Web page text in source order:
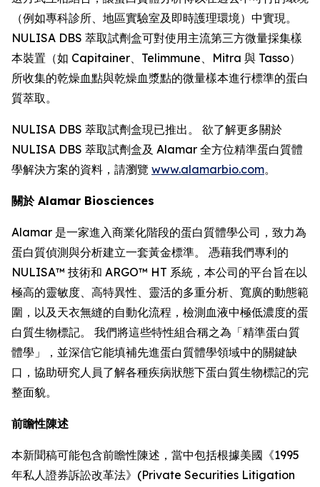
（例如專科診所、地區實驗室及即時護理環境）中實現。
NULISA DBS 萃取試劑盒可對使用主流第三方微量採集樣
本裝置（如 Capitainer、Telimmune、Mitra 與 Tasso）
所收集的乾燥血點與乾燥血漿點的微量樣本進行標準的蛋白
質萃取。
NULISA DBS 萃取試劑盒現已推出。 欲了解更多關於
NULISA DBS 萃取試劑盒及 Alamar 全方位精準蛋白質體
學解決方案的資料，請瀏覽 www.alamarbio.com。
關於 Alamar Biosciences
Alamar 是一家進入商業化階段的蛋白質體學公司，致力為
蛋白質偵測與分析建立一套黃金標準。 憑藉我們專利的
NULISA™ 技術和 ARGO™ HT 系統，本公司的平台旨在以
極高的靈敏度、高特異性、靈活的多重分析、寬廣的動態範
圍，以及天衣無縫的自動化流程，檢測血液中極低濃度的蛋
白質生物標記。 我們將這些特性組合稱之為「精準蛋白質
體學」，並深信它能填補先進蛋白質體學領域中的關鍵缺
口，協助研究人員了解各種疾病狀態下蛋白質生物標記的完
整面貌。
前瞻性陳述
本新聞稿可能包含前瞻性陳述，當中包括根據美國《1995
年私人證券訴訟改革法》(Private Securities Litigation